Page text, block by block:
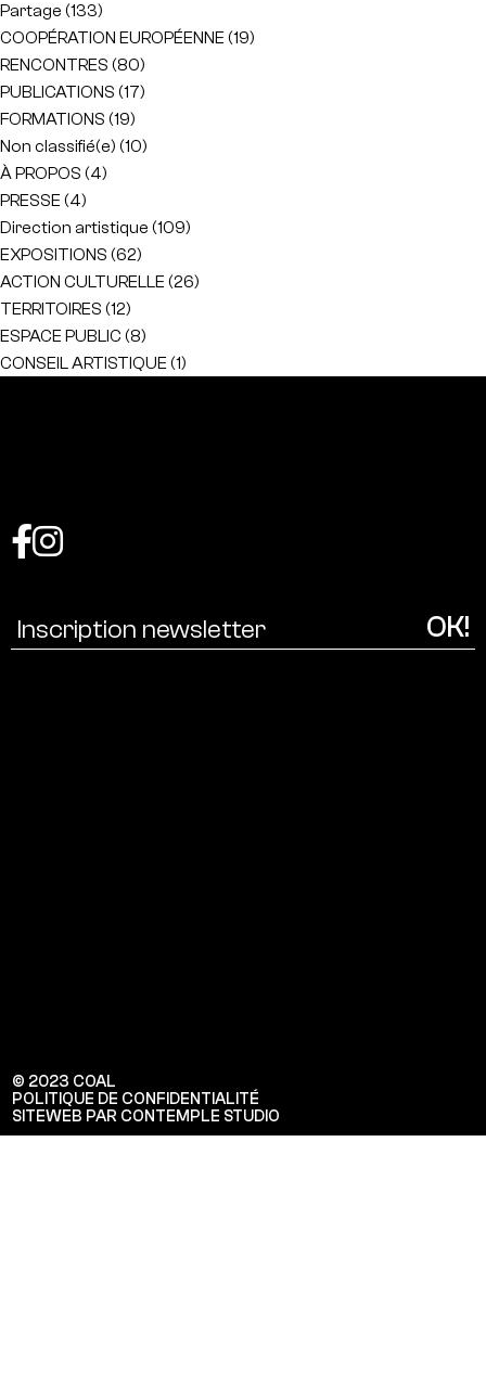
Partage (133)
COOPÉRATION EUROPÉENNE (19)
RENCONTRES (80)
PUBLICATIONS (17)
FORMATIONS (19)
Non classifié(e) (10)
À PROPOS (4)
PRESSE (4)
Direction artistique (109)
EXPOSITIONS (62)
ACTION CULTURELLE (26)
TERRITOIRES (12)
ESPACE PUBLIC (8)
CONSEIL ARTISTIQUE (1)
© 2023 COAL
POLITIQUE DE CONFIDENTIALITÉ
SITEWEB PAR CONTEMPLE STUDIO